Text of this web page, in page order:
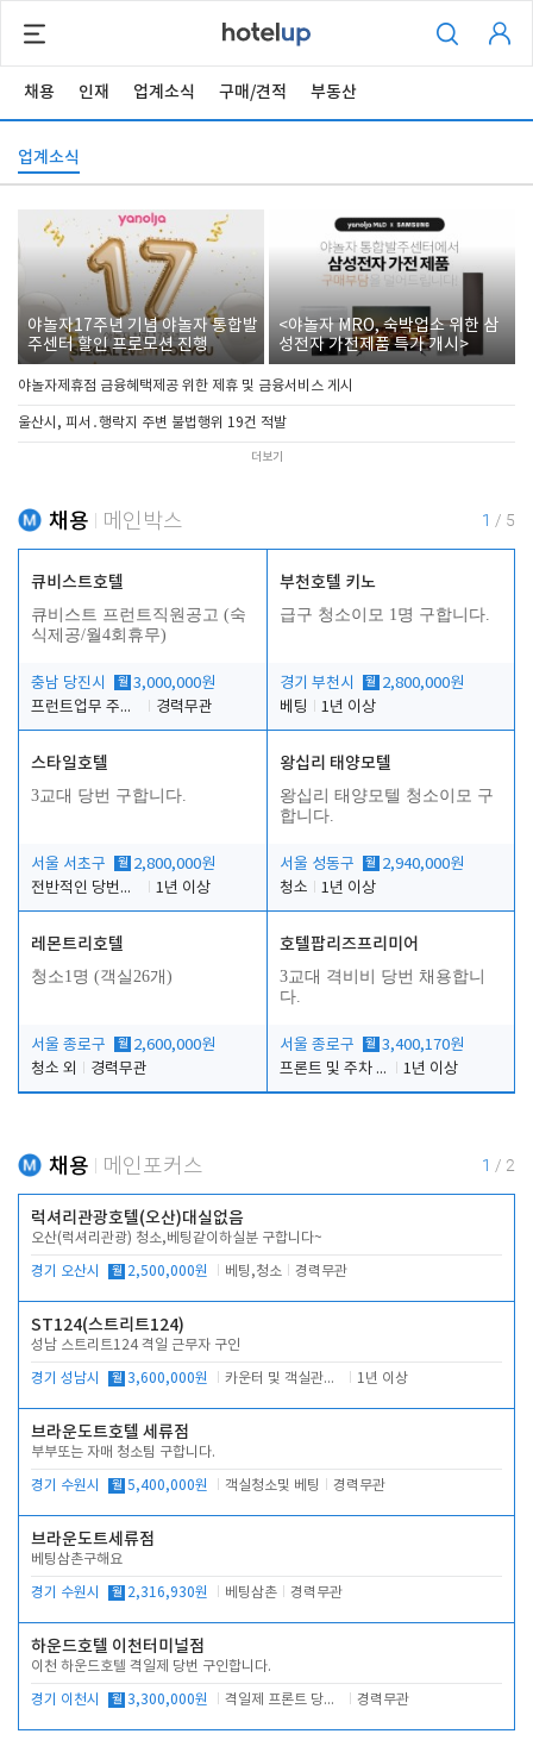
채용 인재 업계소식 구매/견적 부동산
업계소식
야놀자17주년 기념 야놀자 통합발
주센터 할인 프로모션 진행
<야놀자 MRO, 숙박업소 위한 삼
성전자 가전제품 특가 개시>
야놀자제휴점 금융혜택제공 위한 제휴 및 금융서비스 게시
울산시, 피서․행락지 주변 불법행위 19건 적발
더보기
채용 메인박스 1 / 5
큐비스트호텔
큐비스트 프런트직원공고 (숙
식제공/월4회휴무)
충남 당진시 월 3,000,000원
프런트업무 주간, 야간
경력무관
부천호텔 키노
급구 청소이모 1명 구합니다.
경기 부천시 월 2,800,000원
베팅
1년 이상
스타일호텔
3교대 당번 구합니다.
서울 서초구 월 2,800,000원
전반적인 당번업무
1년 이상
왕십리 태양모텔
왕십리 태양모텔 청소이모 구
합니다.
서울 성동구 월 2,940,000원
청소
1년 이상
레몬트리호텔
청소1명 (객실26개)
서울 종로구 월 2,600,000원
청소 외
경력무관
호텔팝리즈프리미어
3교대 격비비 당번 채용합니
다.
서울 종로구 월 3,400,170원
프론트 및 주차 객실관리
1년 이상
채용 메인포커스 1 / 2
럭셔리관광호텔(오산)대실없음
오산(럭셔리관광) 청소,베팅같이하실분 구합니다~
경기 오산시 월 2,500,000원 베팅,청소 경력무관
ST124(스트리트124)
성남 스트리트124 격일 근무자 구인
경기 성남시 월 3,600,000원 카운터 및 객실관리 전반 1년 이상
브라운도트호텔 세류점
부부또는 자매 청소팀 구합니다.
경기 수원시 월 5,400,000원 객실청소및 베팅 경력무관
브라운도트세류점
베팅삼촌구해요
경기 수원시 월 2,316,930원 베팅삼촌 경력무관
하운드호텔 이천터미널점
이천 하운드호텔 격일제 당번 구인합니다.
경기 이천시 월 3,300,000원 격일제 프론트 당번 업무로 주차 및 객실 점검 경력무관